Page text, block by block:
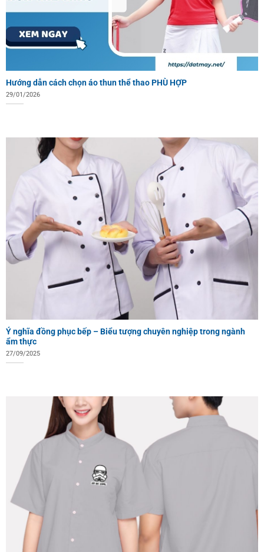
Hướng dẫn cách chọn áo thun thể thao PHÙ HỢP
29/01/2026
Ý nghĩa đồng phục bếp – Biểu tượng chuyên nghiệp trong ngành
ẩm thực
27/09/2025